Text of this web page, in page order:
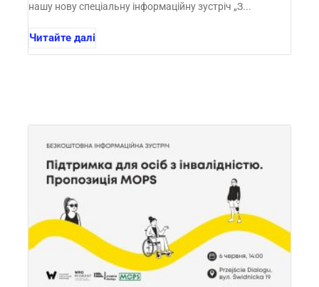
нашу нову спеціальну інформаційну зустріч „З...
Читайте далі